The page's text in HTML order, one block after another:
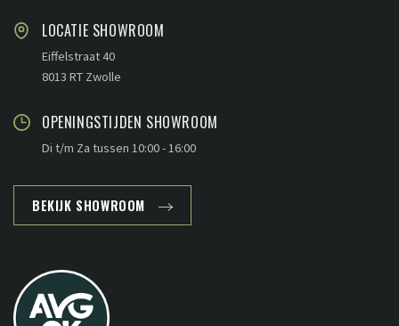
LOCATIE SHOWROOM
Eiffelstraat 40
8013 RT Zwolle
OPENINGSTIJDEN SHOWROOM
Di t/m Za tussen 10:00 - 16:00
BEKIJK SHOWROOM